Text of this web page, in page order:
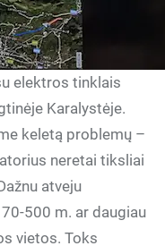
elektros tinklais
Karalystėje.
keletą problemų –
neretai tiksliai
atveju
500 m. ar daugiau
vietos. Toks